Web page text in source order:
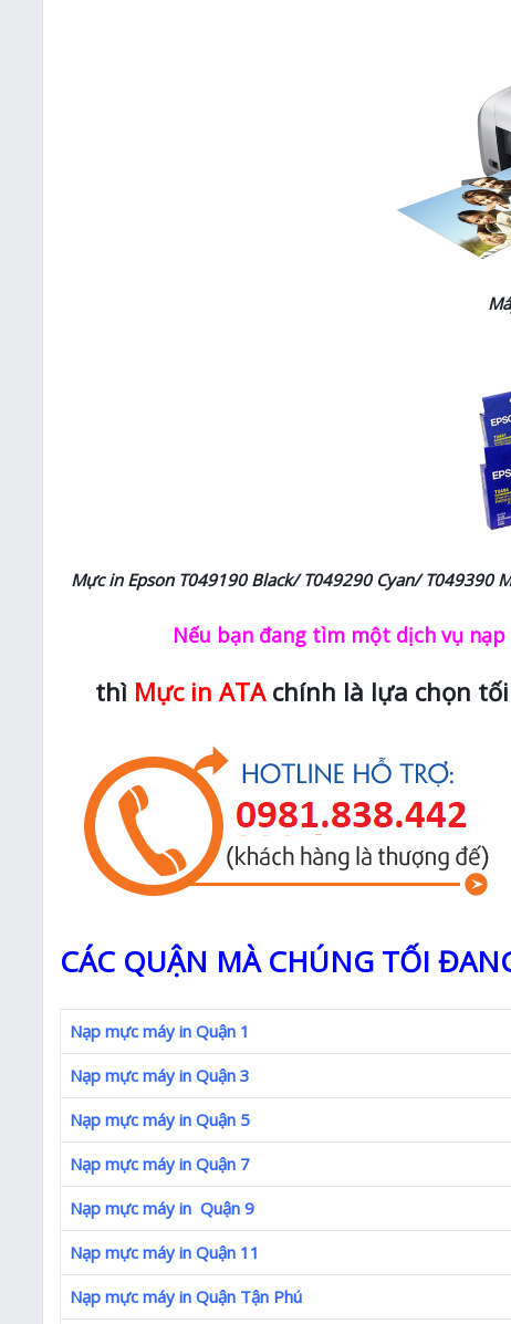
Mực in Epson T049190 Black/ T049290 Cyan/ T049390
Nếu bạn đang tìm một dịch vụ
thì Mực in ATAchính là lựa chọn tối
CÁC QUẬN MÀ CHÚNG TỐI
Nạp mực máy in Quận 1
Nạp mực máy in Quận 3
Nạp mực máy in Quận 5
Nạp mực máy in Quận 7
Nạp mực máy in Quận 9
Nạp mực máy in Quận 11
Nạp mực máy in Quận Tận Phú